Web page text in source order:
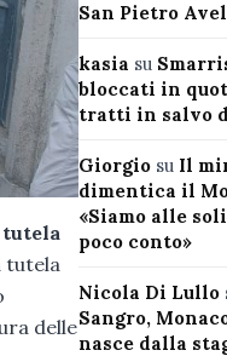
tutela
tutela
delle
San Pietro
kasia su
bloccati in
tratti in salvo
Giorgiosu Il
dimentica il
«Siamo alle
poco conto»
Nicola Di Lullo
Sangro,
nasce dalla